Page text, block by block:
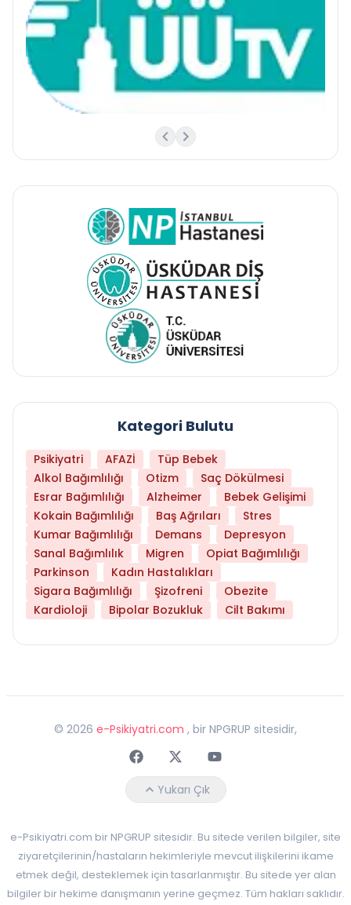
Kategori Bulutu
Psikiyatri AFAZİ
Tüp Bebek
Alkol Bağımlılığı
Otizm
Saç Dökülmesi
Esrar Bağımlılığı
Alzheimer
Bebek Gelişimi
Kokain Bağımlılığı
Baş Ağrıları
Stres
Kumar Bağımlılığı
Demans
Depresyon
Sanal Bağımlılık
Migren
Opiat Bağımlılığı
Parkinson
Kadın Hastalıkları
Sigara Bağımlılığı
Şizofreni
Obezite
Kardioloji
Bipolar Bozukluk Cilt Bakımı
© 2026 e-Psikiyatri.com , bir NPGRUP sitesidir,
FaceebokTwitterYoutube
Yukarı Çık
e-Psikiyatri.com bir NPGRUP sitesidir. Bu sitede verilen bilgiler, site
ziyaretçilerinin/hastaların hekimleriyle mevcut ilişkilerini ikame
etmek değil, desteklemek için tasarlanmıştır. Bu sitede yer alan
bilgiler bir hekime danışmanın yerine geçmez. Tüm hakları saklıdır.